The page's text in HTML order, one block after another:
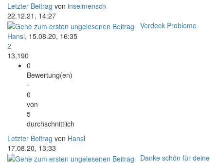
Letzter Beitrag von inselmensch
22.12.21, 14:27
Verdeck Probleme
Hansl, 15.08.20, 16:35
2
13,190
0
Bewertung(en)
-
0
von
5
durchschnittlich
Letzter Beitrag von Hansl
17.08.20, 13:33
Danke schön für deine